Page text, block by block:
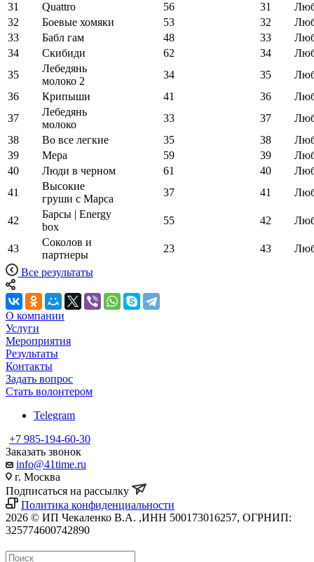
31
Quattro 56 31
32
Боевые хомяки 53 32
33
Бабл гам 48 33
34
Скибиди 62 34
35
Лебедянь
молоко 2
34 35
36
Крипыши 41 36
37
Лебедянь
молоко
33 37
38
Во все легкие 35 38
39
Мера 59 39
40
Люди в черном 61 40
41
Высокие
груши с Марса
37 41
42
Барсы | Energy
box
55 42
43
Соколов и
партнеры
23 43
Все результаты
О компании
Услуги
Мероприятия
Результаты
Контакты
Задать вопрос
Стать волонтером
Telegram
+7 985-194-60-30
Заказать звонок
info@41time.ru
г. Москва
Подписаться на рассылку
Политика конфиденциальности
2026 © ИП Чекаленко В.А. ,ИНН 500173016257, ОГРНИП:
325774600742890